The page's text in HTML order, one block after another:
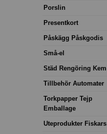
Porslin
Presentkort
Påskägg Påskgodis
Små-el
Städ Rengöring Kem
Tillbehör Automater
Torkpapper Tejp
Emballage
Uteprodukter Fiskars